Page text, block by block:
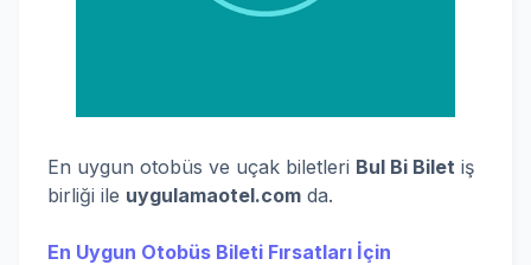
En uygun otobüs ve uçak biletleri Bul Bi Bilet iş
birliği ile uygulamaotel.com da.
En Uygun Otobüs Bileti Fırsatları İçin